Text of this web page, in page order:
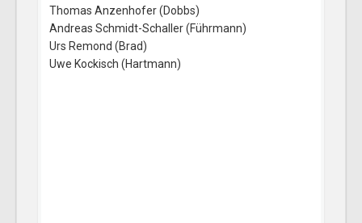
Thomas Anzenhofer (Dobbs)
Andreas Schmidt-Schaller (Führmann)
Urs Remond (Brad)
Uwe Kockisch (Hartmann)